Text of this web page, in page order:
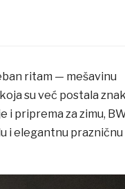
ritam — mešavinu
su već postala
i priprema za zimu,
i elegantnu prazničnu